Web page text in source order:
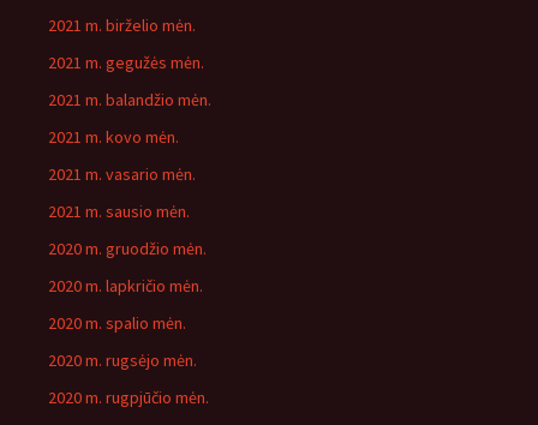
2021 m. birželio mėn.
2021 m. gegužės mėn.
2021 m. balandžio mėn.
2021 m. kovo mėn.
2021 m. vasario mėn.
2021 m. sausio mėn.
2020 m. gruodžio mėn.
2020 m. lapkričio mėn.
2020 m. spalio mėn.
2020 m. rugsėjo mėn.
2020 m. rugpjūčio mėn.